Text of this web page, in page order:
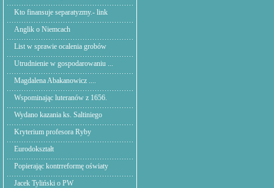
Kto finansuje separatyzmy.- link
Anglik o Niemcach
List w sprawie ocalenia grobów
Utrudnienie w gospodarowaniu ...
Magdalena Abakanowicz ....
Wspominając luteranów z 1656.
Wydano kazania ks. Saltiniego
Kryterium profesora Ryby
Eurodokształt
Popierając kontrreformę oświaty
Jacek Tyliński o PW